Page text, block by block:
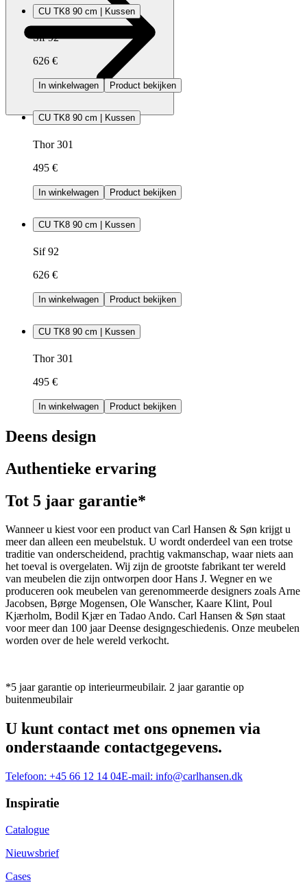
CU TK8 90 cm | Kussen
Sif 92
626 €
In winkelwagen Product bekijken
CU TK8 90 cm | Kussen
Thor 301
495 €
In winkelwagen Product bekijken
CU TK8 90 cm | Kussen
Sif 92
626 €
In winkelwagen Product bekijken
CU TK8 90 cm | Kussen
Thor 301
495 €
In winkelwagen Product bekijken
Deens design
Authentieke ervaring
Tot 5 jaar garantie*
Wanneer u kiest voor een product van Carl Hansen & Søn krijgt u
meer dan alleen een meubelstuk. U wordt onderdeel van een trotse
traditie van onderscheidend, prachtig vakmanschap, waar niets aan
het toeval is overgelaten. Wij zijn de grootste fabrikant ter wereld
van meubelen die zijn ontworpen door Hans J. Wegner en we
produceren ook meubelen van gerenommeerde designers zoals Arne
Jacobsen, Børge Mogensen, Ole Wanscher, Kaare Klint, Poul
Kjærholm, Bodil Kjær en Tadao Ando. Carl Hansen & Søn staat
voor meer dan 100 jaar Deense designgeschiedenis. Onze meubelen
worden over de hele wereld verkocht.
*5 jaar garantie op interieurmeubilair. 2 jaar garantie op
buitenmeubilair
U kunt contact met ons opnemen via
onderstaande contactgegevens.
Telefoon: +45 66 12 14 04E-mail: info@carlhansen.dk
Inspiratie
Catalogue
Nieuwsbrief
Cases